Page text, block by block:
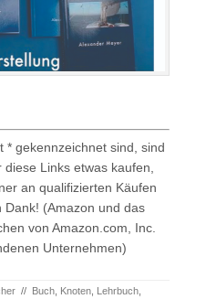
* gekennzeichnet sind, sind
Links etwas kaufen,
an qualifizierten Käufen
Dank! (Amazon und das
von Amazon.com, Inc.
Unternehmen)
// Buch, Knoten, Lehrbuch,